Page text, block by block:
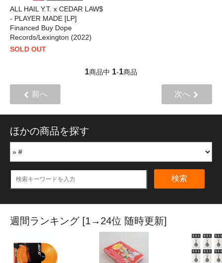
ALL HAIL Y.T. x CEDAR LAW$
- PLAYER MADE [LP]
Financed Buy Dope
Records/Lexington (2022)
SOLD OUT
1商品中 1-1商品
前へ 次へ
ほかの商品を探す
検索
週間ランキング [1→24位 随時更新]